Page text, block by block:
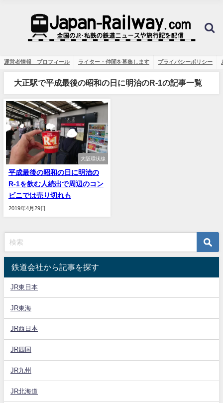
運営者情報 プロフィール ライター・仲間を募集します プライバシーポリシー
大正駅で平成最後の昭和の日に明治のR-1の記事一覧
大阪環状線
平成最後の昭和の日に明治の
R-1を飲む人続出で周辺のコン
ビニでは売り切れも
2019年4月29日
鉄道会社から記事を探す
JR東日本
JR東海
JR西日本
JR四国
JR九州
JR北海道